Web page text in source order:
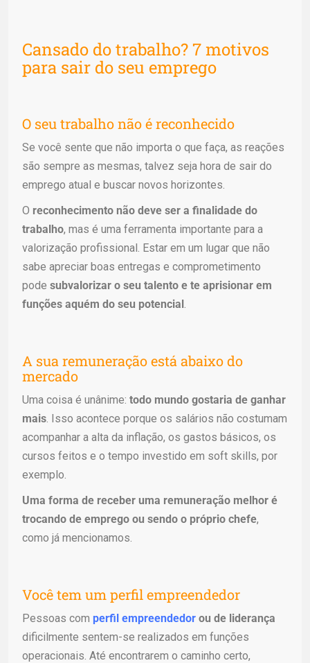
Cansado do trabalho? 7 motivos
para sair do seu emprego
O seu trabalho não é reconhecido
Se você sente que não importa o que faça, as reações
são sempre as mesmas, talvez seja hora de sair do
emprego atual e buscar novos horizontes.
O reconhecimento não deve ser a finalidade do
trabalho, mas é uma ferramenta importante para a
valorização profissional. Estar em um lugar que não
sabe apreciar boas entregas e comprometimento
pode subvalorizar o seu talento e te aprisionar em
funções aquém do seu potencial
A sua remuneração está abaixo do
mercado
Uma coisa é unânime: todo mundo gostaria de ganhar
mais . Isso acontece porque os salários não costumam
acompanhar a alta da inflação, os gastos básicos, os
cursos feitos e o tempo investido em soft skills, por
exemplo.
Uma forma de receber uma remuneração melhor é
trocando de emprego ou sendo o próprio chefe,
como já mencionamos.
Você tem um perfil empreendedor
Pessoas com perfil empreendedor ou de liderança
dificilmente sentem-se realizados em funções
operacionais. Até encontrarem o caminho certo,